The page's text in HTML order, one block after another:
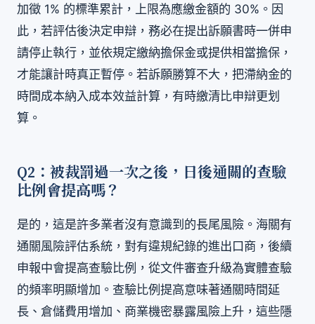
加徵 1% 的標準累計，上限為應繳金額的 30%。因
此，若評估後決定申辯，務必在提出訴願書時一併申
請停止執行，並依規定繳納擔保金或提供相當擔保，
才能讓計時真正暫停。若訴願勝算不大，把滯納金的
時間成本納入成本效益計算，有時繳清比申辯更划
算。
Q2：被裁罰過一次之後，日後通關的查驗
比例會提高嗎？
是的，這是許多業者沒有意識到的長尾風險。海關有
通關風險評估系統，對有違規紀錄的進出口商，後續
申報中會提高查驗比例，從文件審查升級為實體查驗
的頻率明顯增加。查驗比例提高意味著通關時間延
長、倉儲費用增加、商業機密暴露風險上升，這些隱